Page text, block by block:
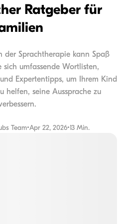
Ratgeber für
der Sprachtherapie kann Spaß
sich umfassende Wortlisten,
Expertentipps, um Ihrem Kind
helfen, seine Aussprache zu
Team•Apr 22, 2026•13 Min.